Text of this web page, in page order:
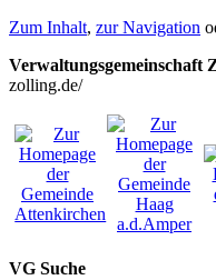
Zum Inhalt, zur Navigation
Verwaltungsgemeinschaft
zolling.de/
VG Suche